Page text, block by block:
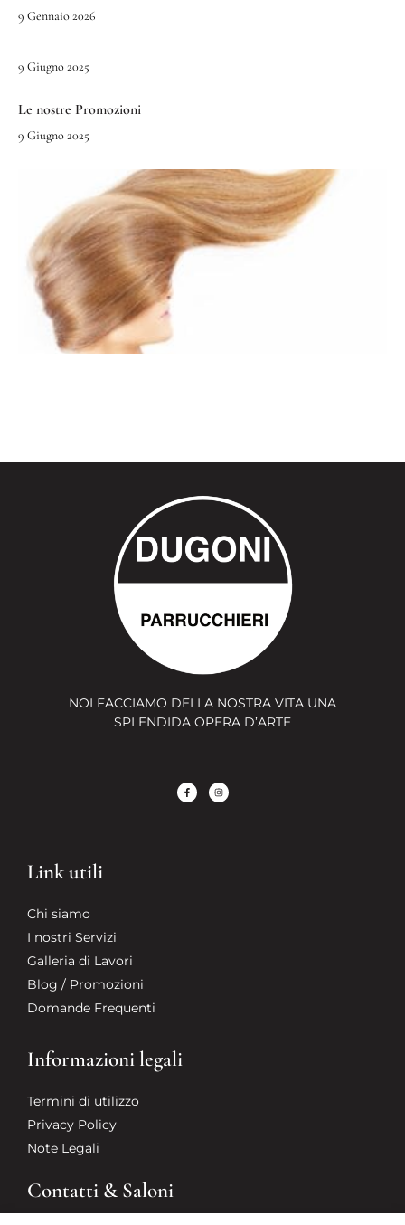
9 Gennaio 2026
9 Giugno 2025
Le nostre Promozioni
9 Giugno 2025
NOI FACCIAMO DELLA NOSTRA VITA UNA
SPLENDIDA OPERA D’ARTE
Link utili
Chi siamo
I nostri Servizi
Galleria di Lavori
Blog / Promozioni
Domande Frequenti
Informazioni legali
Termini di utilizzo
Privacy Policy
Note Legali
Contatti & Saloni